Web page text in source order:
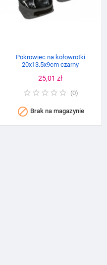
Pokrowiec na kołowrotki
20x13.5x9cm czarny
Cena
25,01 zł
(0)
 Brak na magazynie